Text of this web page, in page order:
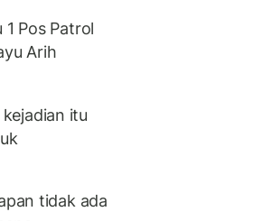
Pos Patrol
Arih
itu
tidak ada